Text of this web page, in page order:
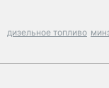
дизельное топливо